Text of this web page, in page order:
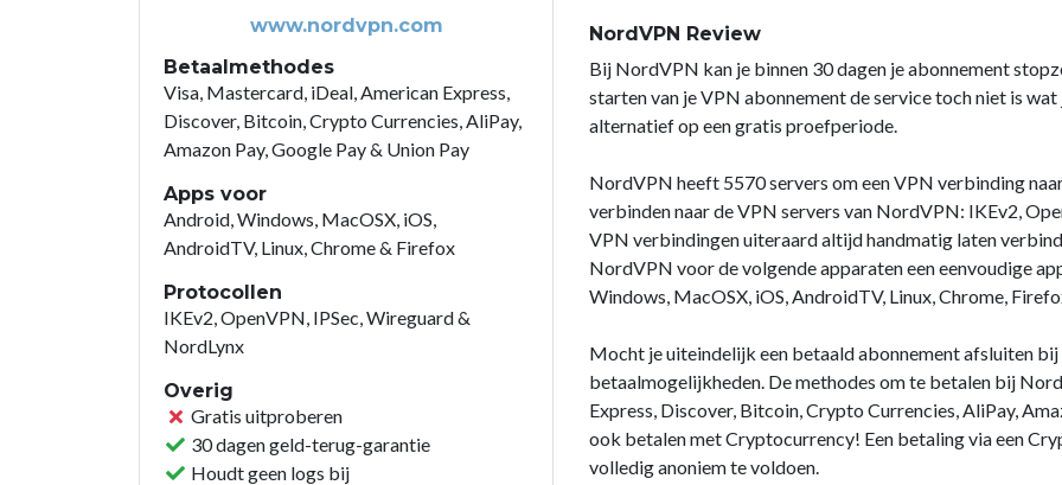
www.nordvpn.com
Betaalmethodes
Visa, Mastercard, iDeal, American Express,
Discover, Bitcoin, Crypto Currencies, AliPay,
Amazon Pay, Google Pay & Union Pay
Apps voor
Android, Windows, MacOSX, iOS,
AndroidTV, Linux, Chrome & Firefox
Protocollen
IKEv2, OpenVPN, IPSec, Wireguard &
NordLynx
Overig
Gratis uitproberen
30 dagen geld-terug-garantie
Houdt geen logs bij
NordVPN Review
Bij NordVPN kan je binnen 30 dagen je abonnement
starten van je VPN abonnement de service toch niet is
alternatief op een gratis proefperiode.
NordVPN heeft 5570 servers om een VPN verbinding
verbinden naar de VPN servers van NordVPN: IKEv2,
VPN verbindingen uiteraard altijd handmatig laten
NordVPN voor de volgende apparaten een eenvoudige
Windows, MacOSX, iOS, AndroidTV, Linux, Chrome,
Mocht je uiteindelijk een betaald abonnement afsluiten
betaalmogelijkheden. De methodes om te betalen bij
Express, Discover, Bitcoin, Crypto Currencies, AliPay,
ook betalen met Cryptocurrency! Een betaling via een
volledig anoniem te voldoen.